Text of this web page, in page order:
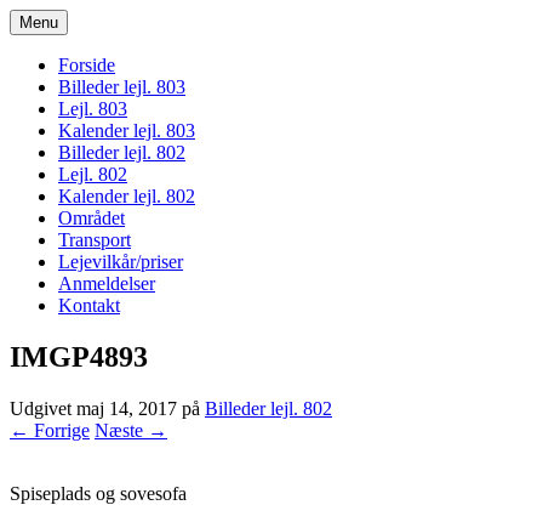
bogodtcostadelsol.dk
Menu
Forside
Billeder lejl. 803
Lejl. 803
Kalender lejl. 803
Billeder lejl. 802
Lejl. 802
Kalender lejl. 802
Området
Transport
Lejevilkår/priser
Anmeldelser
Kontakt
IMGP4893
Udgivet maj 14, 2017 på Billeder lejl. 802
← Forrige Næste →
Spiseplads og sovesofa